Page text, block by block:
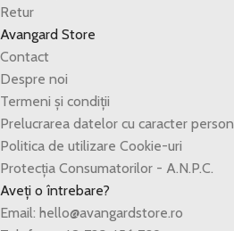
Retur
Avangard Store
Contact
Despre noi
Termeni și condiții
Prelucrarea datelor cu caracter
Politica de utilizare Cookie-uri
Protecția Consumatorilor - A.N.P.C.
Aveți o întrebare?
Email: hello@avangardstore.ro